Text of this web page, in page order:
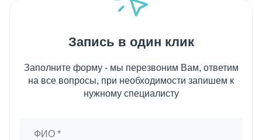
Запись в один клик
Заполните форму - мы перезвоним Вам, ответим
на все вопросы, при необходимости запишем к
нужному специалисту